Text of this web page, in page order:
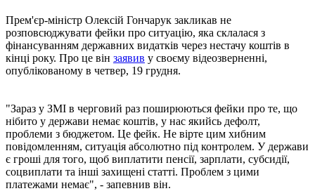
Прем'єр-міністр Олексій Гончарук закликав не
розповсюджувати фейки про ситуацію, яка склалася з
фінансуванням державних видатків через нестачу коштів в
кінці року. Про це він заявив у своєму відеозверненні,
опублікованому в четвер, 19 грудня.
"Зараз у ЗМІ в черговий раз поширюються фейки про те, що
нібито у держави немає коштів, у нас якийсь дефолт,
проблеми з бюджетом. Це фейк. Не вірте цим хибним
повідомленням, ситуація абсолютно під контролем. У держави
є гроші для того, щоб виплатити пенсії, зарплати, субсидії,
соцвиплати та інші захищені статті. Проблем з цими
платежами немає", - запевнив він.